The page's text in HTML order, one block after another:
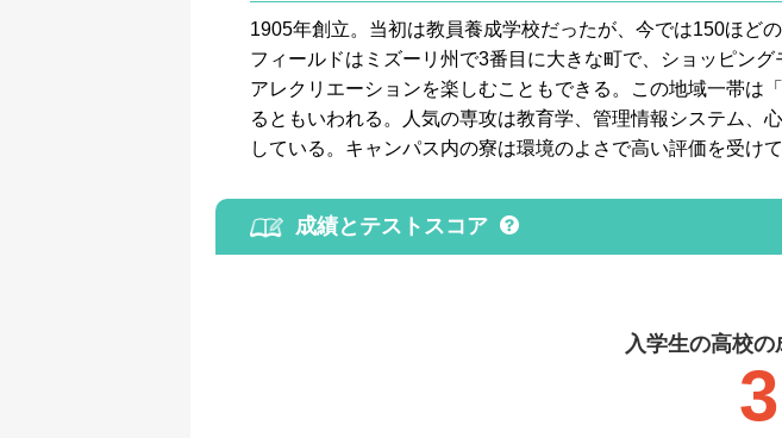
1905年創立。当初は教員養成学校だったが、今では150ほど
フィールドはミズーリ州で3番目に大きな町で、ショッピン
アレクリエーションを楽しむこともできる。この地域一帯は
るともいわれる。人気の専攻は教育学、管理情報システム、
している。キャンパス内の寮は環境のよさで高い評価を受
成績とテストスコア
入学生の高校の